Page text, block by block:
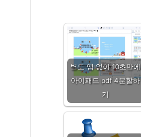
별도 앱 없이 10초만에
아이패드 pdf 4분할하
기